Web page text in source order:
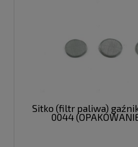
Sitko (filtr paliwa)
0044